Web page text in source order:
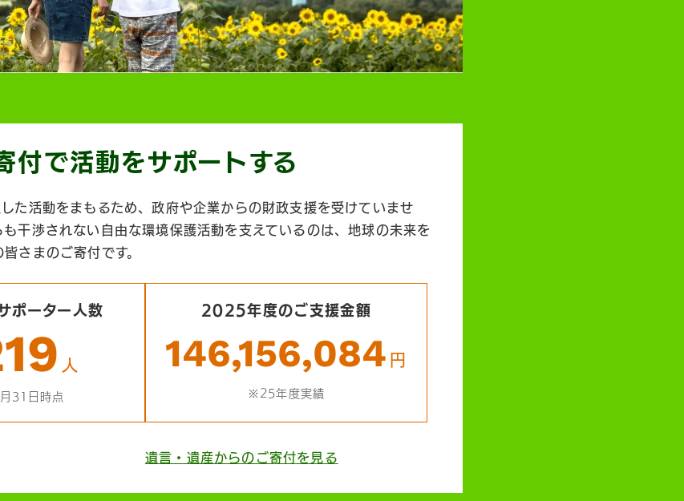
付で活動をサポートする
た活動をまもるため、政府や企業からの財政支援を受けていませ
干渉されない自由な環境保護活動を支えているのは、地球の未来を
さまのご寄付です。
ポーター人数
人
31日時点
2025年度のご支援金額
146,156,084 円
※25年度実績
遺言・遺産からのご寄付を見る